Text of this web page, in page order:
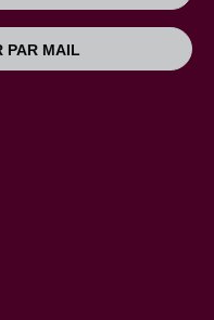
PAR MAIL